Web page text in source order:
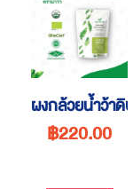
ผงกล้วยน้ำว้า
฿220.00